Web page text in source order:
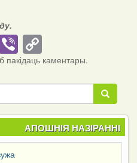
ViberCopy
Link
пакідаць каментары.
Пошук
Пошук
АПОШНІЯ НАЗІРАННІ